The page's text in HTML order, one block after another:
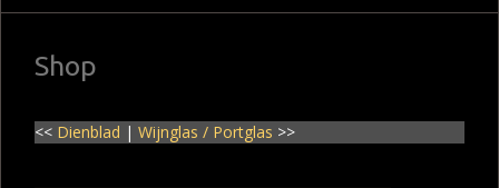
Shop
<< Dienblad | Wijnglas / Portglas >>